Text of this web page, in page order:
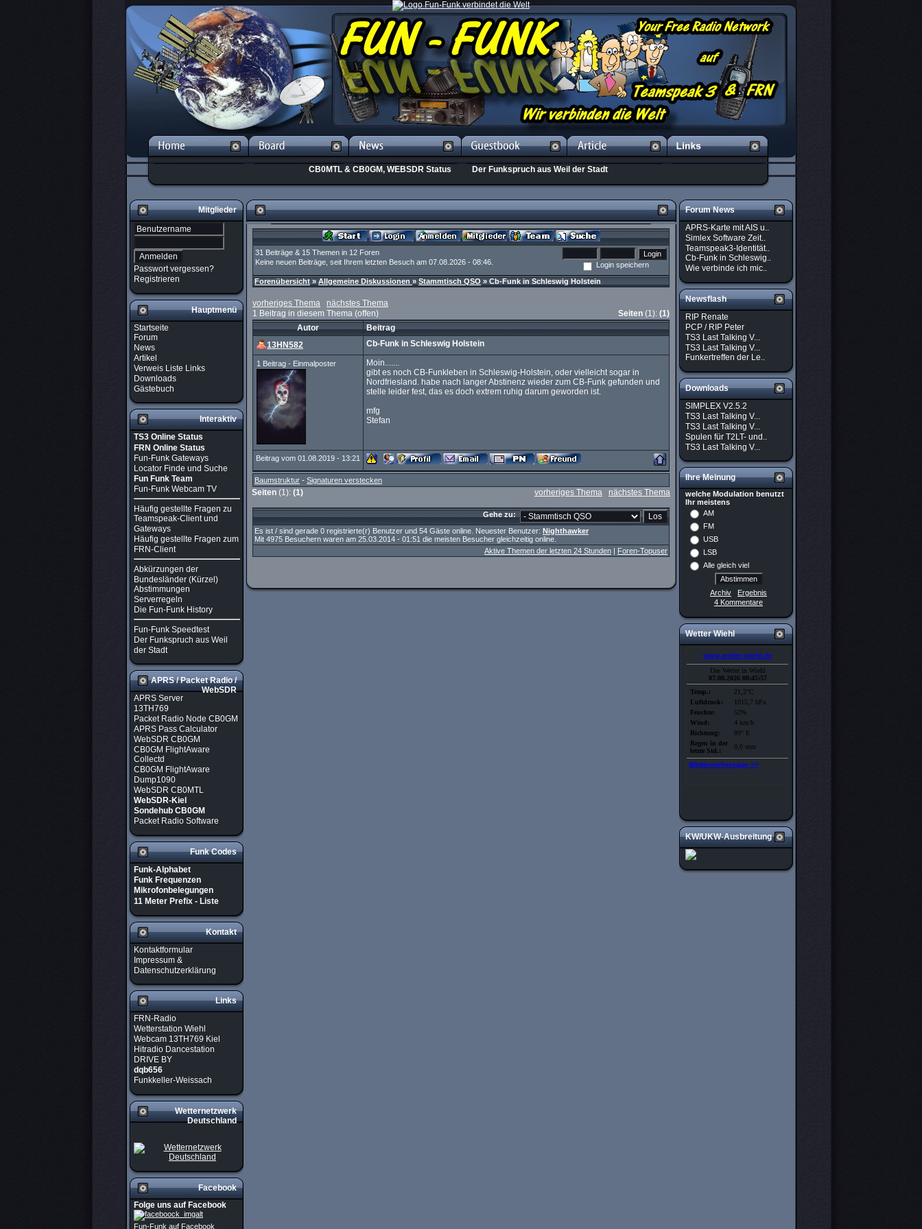
CB0MTL & CB0GM, WEBSDR Status Der Funkspruch aus Weil der Stadt
Mitglieder
Passwort vergessen?
Registrieren
Hauptmenü
Startseite
Forum
News
Artikel
Verweis Liste Links
Downloads
Gästebuch
Interaktiv
TS3 Online Status
FRN Online Status
Fun-Funk Gateways
Locator Finde und Suche
Fun Funk Team
Fun-Funk Webcam TV
Häufig gestellte Fragen zu
Teamspeak-Client und
Gateways
Häufig gestellte Fragen zum
FRN-Client
Abkürzungen der
Bundesländer (Kürzel)
Abstimmungen
Serverregeln
Die Fun-Funk History
Fun-Funk Speedtest
Der Funkspruch aus Weil
der Stadt
APRS / Packet Radio /
WebSDR
APRS Server
13TH769
Packet Radio Node CB0GM
APRS Pass Calculator
WebSDR CB0GM
CB0GM FlightAware
Collectd
CB0GM FlightAware
Dump1090
WebSDR CB0MTL
WebSDR-Kiel
Sondehub CB0GM
Packet Radio Software
Funk Codes
Funk-Alphabet
Funk Frequenzen
Mikrofonbelegungen
11 Meter Prefix - Liste
Kontakt
Kontaktformular
Impressum &
Datenschutzerklärung
Links
FRN-Radio
Wetterstation Wiehl
Webcam 13TH769 Kiel
Hitradio Dancestation
DRIVE BY
dqb656
Funkkeller-Weissach
Wetternetzwerk
Deutschland
Facebook
Folge uns auf Facebook
Fun-Funk auf Facebook
31 Beiträge & 15 Themen in 12 Foren
Keine neuen Beiträge, seit Ihrem letzten Besuch am 07.08.2026 - 08:46.
Login speichern
Forenübersicht » Allgemeine Diskussionen » Stammtisch QSO » Cb-Funk in Schleswig Holstein
vorheriges Thema
nächstes Thema
1 Beitrag in diesem Thema (offen)
Seiten (1): (1)
Autor
Beitrag
13HN582
Cb-Funk in Schleswig Holstein
1 Beitrag - Einmalposter
Moin.......
gibt es noch CB-Funkleben in Schleswig-Holstein, oder vielleicht sogar in
Nordfriesland. habe nach langer Abstinenz wieder zum CB-Funk gefunden und
stelle leider fest, das es doch extrem ruhig darum geworden ist.
mfg
Stefan
Beitrag vom 01.08.2019 - 13:21
Baumstruktur - Signaturen verstecken
Seiten (1): (1) vorheriges Thema nächstes Thema
Gehe zu:
Es ist / sind gerade 0 registrierte(r) Benutzer und 54 Gäste online. Neuester Benutzer: Nighthawker
Mit 4975 Besuchern waren am 25.03.2014 - 01:51 die meisten Besucher gleichzeitig online.
Aktive Themen der letzten 24 Stunden | Foren-Topuser
Forum News
APRS-Karte mit AIS u..
Simlex Software Zeit..
Teamspeak3-Identität..
Cb-Funk in Schleswig..
Wie verbinde ich mic..
Newsflash
RIP Renate
PCP / RIP Peter
TS3 Last Talking V...
TS3 Last Talking V...
Funkertreffen der Le..
Downloads
SIMPLEX V2.5.2
TS3 Last Talking V...
TS3 Last Talking V...
Spulen für T2LT- und..
TS3 Last Talking V...
Ihre Meinung
welche Modulation benutzt
Ihr meistens
AM
FM
USB
LSB
Alle gleich viel
Archiv
Ergebnis
4 Kommentare
Wetter Wiehl
KW/UKW-Ausbreitung